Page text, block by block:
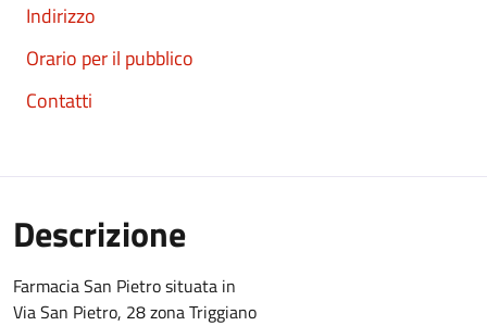
Indirizzo
Orario per il pubblico
Contatti
Descrizione
Farmacia San Pietro situata in
Via San Pietro, 28 zona Triggiano